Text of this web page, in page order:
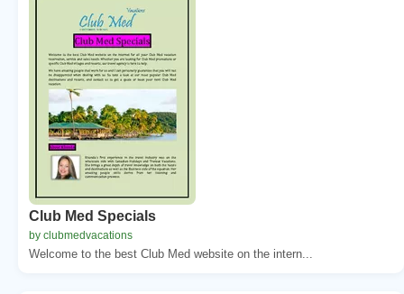
Club Med Specials
by clubmedvacations
Welcome to the best Club Med website on the intern...